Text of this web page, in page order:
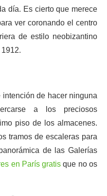
día. Es cierto que merece
ver coronando el centro
de estilo neobizantino
de hacer ninguna
a los preciosos
piso de los almacenes.
tramos de escaleras para
de las Galerías
en París gratis que no os